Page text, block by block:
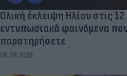
Ολική έκλειψη Ηλίου στις
εντυπωσιακά φαινόμενα
παρατηρήσετε
06.08.2026